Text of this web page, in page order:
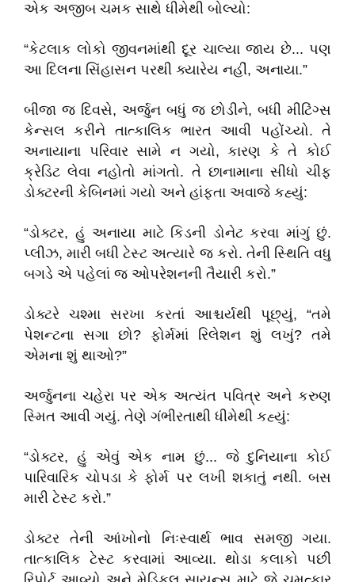
એક અજીબ ચમક સાથે ધીમેથી બોલ્યો:
​“કેટલાક લોકો જીવનમાંથી દૂર ચાલ્યા જાય છે... પણ
આ દિલના સિંહાસન પરથી ક્યારેય નહીં, અનાયા.”
​બીજા જ દિવસે, અર્જુન બધું જ છોડીને, બધી મીટિંગ્સ
કેન્સલ કરીને તાત્કાલિક ભારત આવી પહોંચ્યો. તે
અનાયાના પરિવાર સામે ન ગયો, કારણ કે તે કોઈ
ક્રેડિટ લેવા નહોતો માંગતો. તે છાનામાના સીધો ચીફ
ડોક્ટરની કેબિનમાં ગયો અને હાંફતા અવાજે કહ્યું:
​“ડોક્ટર, હું અનાયા માટે કિડની ડોનેટ કરવા માંગું છું.
પ્લીઝ, મારી બધી ટેસ્ટ અત્યારે જ કરો. તેની સ્થિતિ વધુ
બગડે એ પહેલાં જ ઓપરેશનની તૈયારી કરો.”
​ડોક્ટરે ચશ્મા સરખા કરતાં આશ્ચર્યથી પૂછ્યું, “તમે
પેશન્ટના સગા છો? ફોર્મમાં રિલેશન શું લખું? તમે
એમના શું થાઓ?”
​અર્જુનના ચહેરા પર એક અત્યંત પવિત્ર અને કરુણ
સ્મિત આવી ગયું. તેણે ગંભીરતાથી ધીમેથી કહ્યું:
​“ડોક્ટર, હું એવું એક નામ છું... જે દુનિયાના કોઈ
પારિવારિક ચોપડા કે ફોર્મ પર લખી શકાતું નથી. બસ
મારી ટેસ્ટ કરો.”
​ડોક્ટર તેની આંખોનો નિઃસ્વાર્થ ભાવ સમજી ગયા.
તાત્કાલિક ટેસ્ટ કરવામાં આવ્યા. થોડા કલાકો પછી